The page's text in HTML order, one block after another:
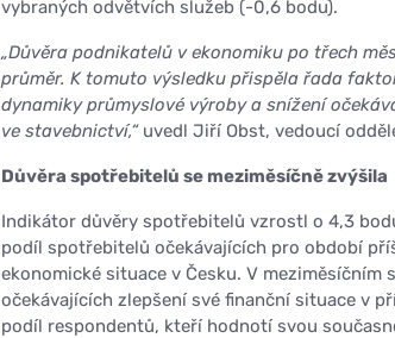
vybraných odvětvích služeb (-0,6 bodu).
„Důvěra podnikatelů v ekonomiku po třech
průměr. K tomuto výsledku přispěla řada
dynamiky průmyslové výroby a snížení
ve stavebnictví,“uvedl Jiří Obst, vedoucí
Důvěra spotřebitelů se meziměsíčně zvýšila
Indikátor důvěry spotřebitelů vzrostl o 4,3
podíl spotřebitelů očekávajících pro období
ekonomické situace v Česku. V
očekávajících zlepšení své finanční situace v
podíl respondentů, kteří hodnotí svou